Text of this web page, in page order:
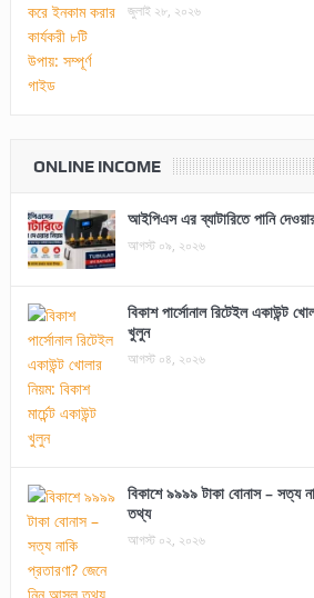
জুলাই ২৮, ২০২৬
ONLINE INCOME
আইপিএস এর ব্যাটারিতে পানি
আগস্ট ০৯, ২০২৬
বিকাশ পার্সোনাল রিটেইল একাউন্ট
খুলুন
আগস্ট ০৪, ২০২৬
বিকাশে ৯৯৯৯ টাকা বোনাস – সত্য
তথ্য
আগস্ট ০২, ২০২৬